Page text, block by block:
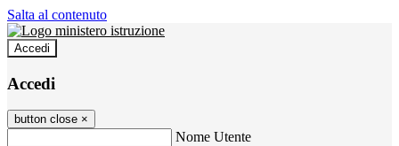
Salta al contenuto
Accedi
Accedi
button close ×
Nome Utente